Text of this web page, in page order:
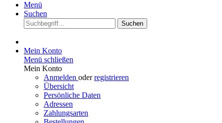
Menü
Suchen
Suchen
Mein Konto
Menü schließen
Mein Konto
Anmelden oderregistrieren
Übersicht
Persönliche Daten
Adressen
Zahlungsarten